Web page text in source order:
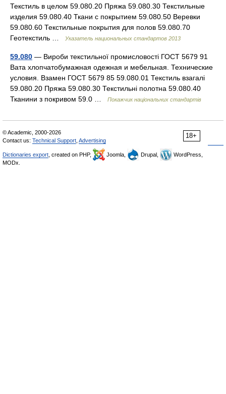
Текстиль в целом 59.080.20 Пряжа 59.080.30 Текстильные
изделия 59.080.40 Ткани с покрытием 59.080.50 Веревки
59.080.60 Текстильные покрытия для полов 59.080.70
Геотекстиль …
Указатель национальных стандартов 2013
59.080 — Вироби текстильної промисловості ГОСТ 5679 91
Вата хлопчатобумажная одежная и мебельная. Технические
условия. Взамен ГОСТ 5679 85 59.080.01 Текстиль взагалі
59.080.20 Пряжа 59.080.30 Текстильні полотна 59.080.40
Тканини з покривом 59.0 …
Покажчик національних стандартів
18+
© Academic, 2000-2026
Contact us: Technical Support Advertising
Dictionaries export , created on PHP, Joomla, Drupal,
WordPress,
MODx.